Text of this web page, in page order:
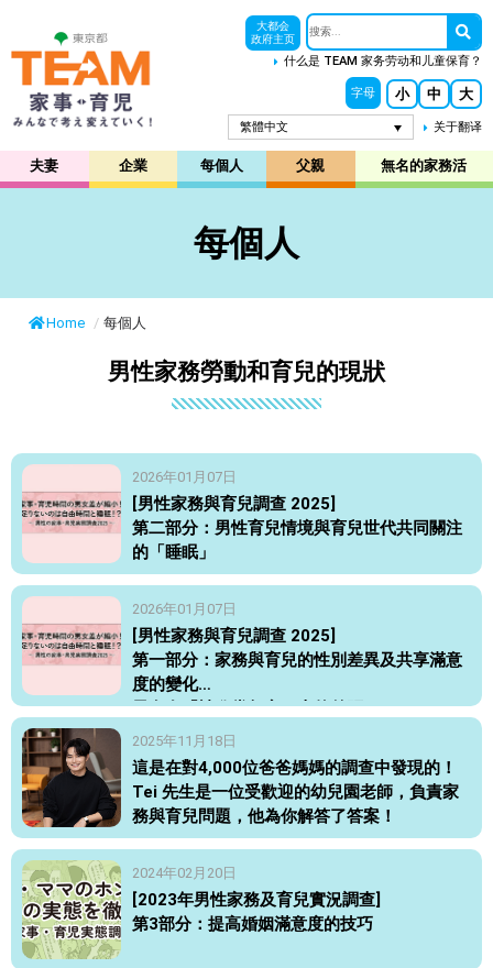
大都会
政府主页
什么是 TEAM 家务劳动和儿童保育？
字母 小 中 大
繁體中文 关于翻译
夫妻 企業 每個人 父親 無名的家務活
每個人
Home / 每個人
男性家務勞動和育兒的現狀
2026年01月07日
[男性家務與育兒調查 2025]
第二部分：男性育兒情境與育兒世代共同關注
的「睡眠」
2026年01月07日
[男性家務與育兒調查 2025]
第一部分：家務與育兒的性別差異及共享滿意
度的變化
男女在「被欣賞頻率」上的差距
2025年11月18日
這是在對4,000位爸爸媽媽的調查中發現的！
Tei 先生是一位受歡迎的幼兒園老師，負責家
務與育兒問題，他為你解答了答案！
2024年02月20日
[2023年男性家務及育兒實況調查]
第3部分：提高婚姻滿意度的技巧